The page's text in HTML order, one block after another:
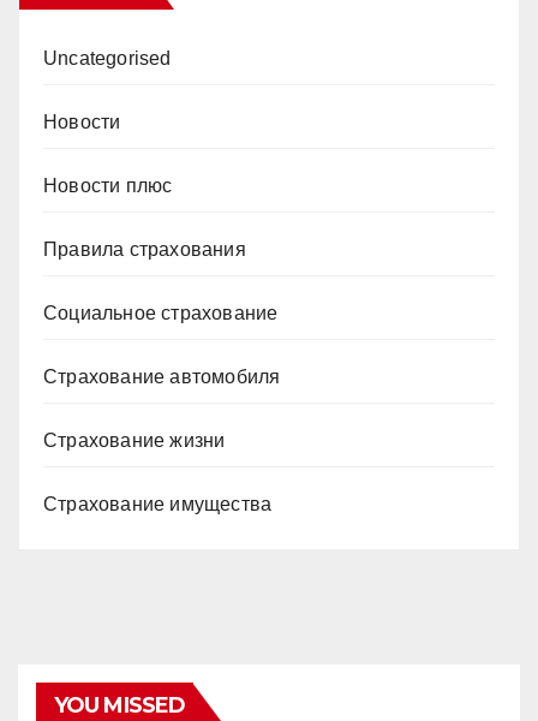
Uncategorised
Новости
Новости плюс
Правила страхования
Социальное страхование
Страхование автомобиля
Страхование жизни
Страхование имущества
YOU MISSED